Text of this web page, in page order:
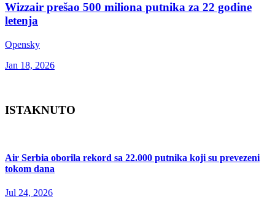
Wizzair prešao 500 miliona putnika za 22 godine
letenja
Opensky
Jan 18, 2026
ISTAKNUTO
Air Serbia oborila rekord sa 22.000 putnika koji su prevezeni
tokom dana
Jul 24, 2026